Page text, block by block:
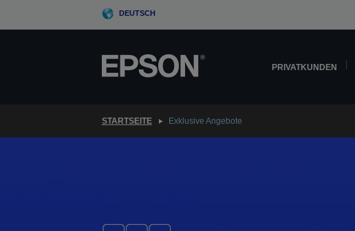
DEUTSCH
PRIVATKUNDEN
STARTSEITE Exklusive Angebote